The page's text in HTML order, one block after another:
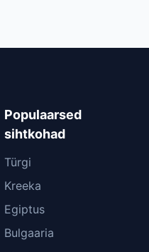
Populaarsed
sihtkohad
Türgi
Kreeka
Egiptus
Bulgaaria